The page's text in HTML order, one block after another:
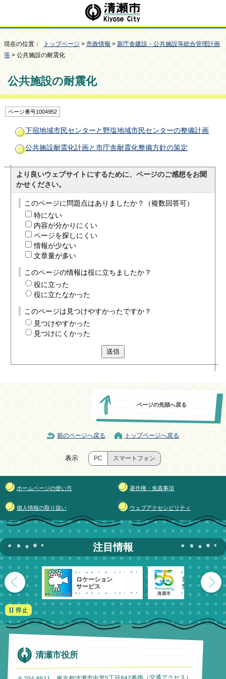
現在の位置： トップページ > 市政情報 > 新庁舎建設・公共施設等総合管理計画
等 > 公共施設の耐震化
公共施設の耐震化
ページ番号1004952
下宿地域市民センターと野塩地域市民センターの整備計画
公共施設耐震化計画と市庁舎耐震化整備方針の策定
より良いウェブサイトにするために、ページのご感想をお聞
かせください。
このページに問題点はありましたか？（複数回答可）
特にない
内容が分かりにくい
ページを探しにくい
情報が少ない
文章量が多い
このページの情報は役に立ちましたか？
役に立った
役に立たなかった
このページは見つけやすかったですか？
見つけやすかった
見つけにくかった
送信
ページの先頭へ戻る
前のページへ戻る トップページへ戻る
表示 PC スマートフォン
ホームページの使い方 著作権・免責事項
個人情報の取り扱い ウェブアクセシビリティ
注目情報
ロケーション
サービス
清瀬市
55周年記念
清瀬市役所
交通アクセス ）